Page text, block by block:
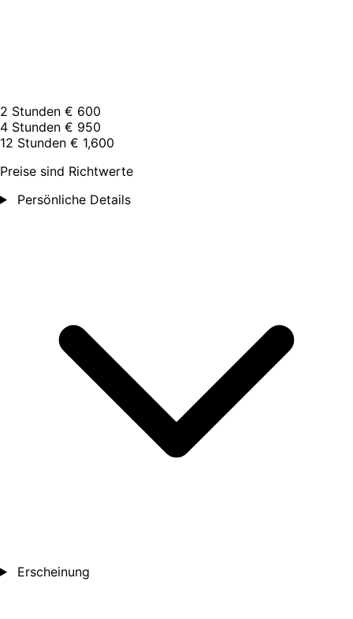
2 Stunden € 600
4 Stunden € 950
12 Stunden € 1,600
Preise sind Richtwerte
Persönliche Details
Erscheinung